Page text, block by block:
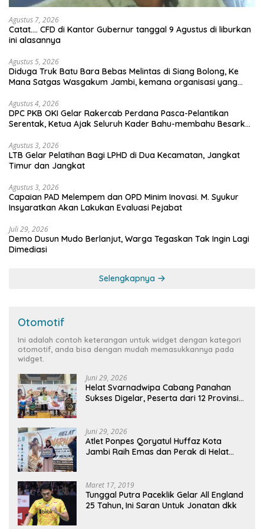
Agustus 7, 2026
Catat…. CFD di Kantor Gubernur tanggal 9 Agustus di liburkan
ini alasannya
Agustus 5, 2026
Diduga Truk Batu Bara Bebas Melintas di Siang Bolong, Ke
Mana Satgas Wasgakum Jambi, kemana organisasi yang
Agustus 4, 2026
DPC PKB OKI Gelar Rakercab Perdana Pasca-Pelantikan
Serentak, Ketua Ajak Seluruh Kader Bahu-membahu Besarkan
Agustus 3, 2026
LTB Gelar Pelatihan Bagi LPHD di Dua Kecamatan, Jangkat
Timur dan Jangkat
Agustus 3, 2026
Capaian PAD Melempem dan OPD Minim Inovasi. M. Syukur
Insyaratkan Akan Lakukan Evaluasi Pejabat
Juli 29, 2026
Demo Dusun Mudo Berlanjut, Warga Tegaskan Tak Ingin Lagi
Dimediasi
Selengkapnya
Otomotif
Ini adalah contoh keterangan untuk widget dengan kategori
otomotif, anda bisa dengan mudah memasukkannya pada
widget.
Juni 29, 2026
Helat Svarnadwipa Cabang Panahan
Sukses Digelar, Peserta dari 12 Provinsi
Juni 29, 2026
Atlet Ponpes Qoryatul Huffaz Kota
Jambi Raih Emas dan Perak di Helat
Maret 17, 2019
Tunggal Putra Paceklik Gelar All England
25 Tahun, Ini Saran Untuk Jonatan dkk